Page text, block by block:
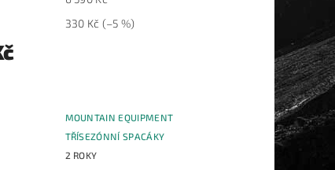
330 Kč (–5 %)
MOUNTAIN EQUIPMENT
TŘÍSEZÓNNÍ SPACÁKY
2 ROKY